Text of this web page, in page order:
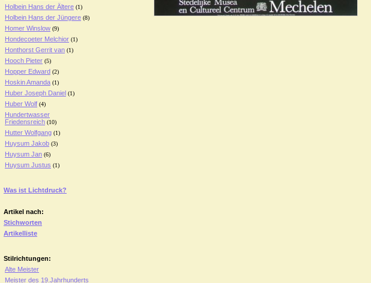
Holbein Hans der Ältere (1)
Holbein Hans der Jüngere (8)
Homer Winslow (9)
Hondecoeter Melchior (1)
Honthorst Gerrit van (1)
Hooch Pieter (5)
Hopper Edward (2)
Hoskin Amanda (1)
Huber Joseph Daniel (1)
Huber Wolf (4)
Hundertwasser
Friedensreich (10)
Hutter Wolfgang (1)
Huysum Jakob (3)
Huysum Jan (6)
Huysum Justus (1)
Was ist Lichtdruck?
Artikel nach:
Stichworten
Artikelliste
Stilrichtungen:
Alte Meister
Meister des 19.Jahrhunderts